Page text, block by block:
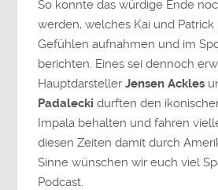
So konnte das würdige Ende
werden, welches Kai und
Gefühlen aufnahmen und im
berichten. Eines sei dennoch
HauptdarstellerJensen Ackles
Padalecki durften den
Impala behalten und fahren
diesen Zeiten damit durch
Sinne wünschen wir euch viel
Podcast.